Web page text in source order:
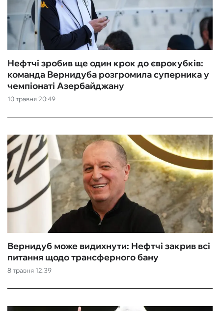
10 травня 20:49
Нефтчі зробив ще один крок до єврокубків:
команда Вернидуба розгромила суперника у
чемпіонаті Азербайджану
8 травня 12:39
Вернидуб може видихнути: Нефтчі закрив всі
питання щодо трансферного бану